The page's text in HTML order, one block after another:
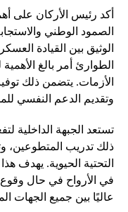
أكد رئيس الأركان على
الصمود الوطني
الوثيق بين القيادة
الطوارئ أمر بالغ
الأزمات. يتضمن ذلك
وتقديم الدعم النفسي
تستعد الجبهة الداخلية
ذلك تدريب المتطوعين،
التحتية الحيوية. يهدف
في الأرواح في حال
عاليًا بين جميع الجهات